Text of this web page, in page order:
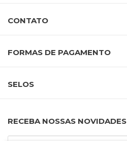
CONTATO
FORMAS DE PAGAMENTO
SELOS
RECEBA NOSSAS NOVIDADES